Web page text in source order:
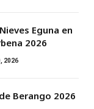
Eguna en
2026
2026
Berango 2026